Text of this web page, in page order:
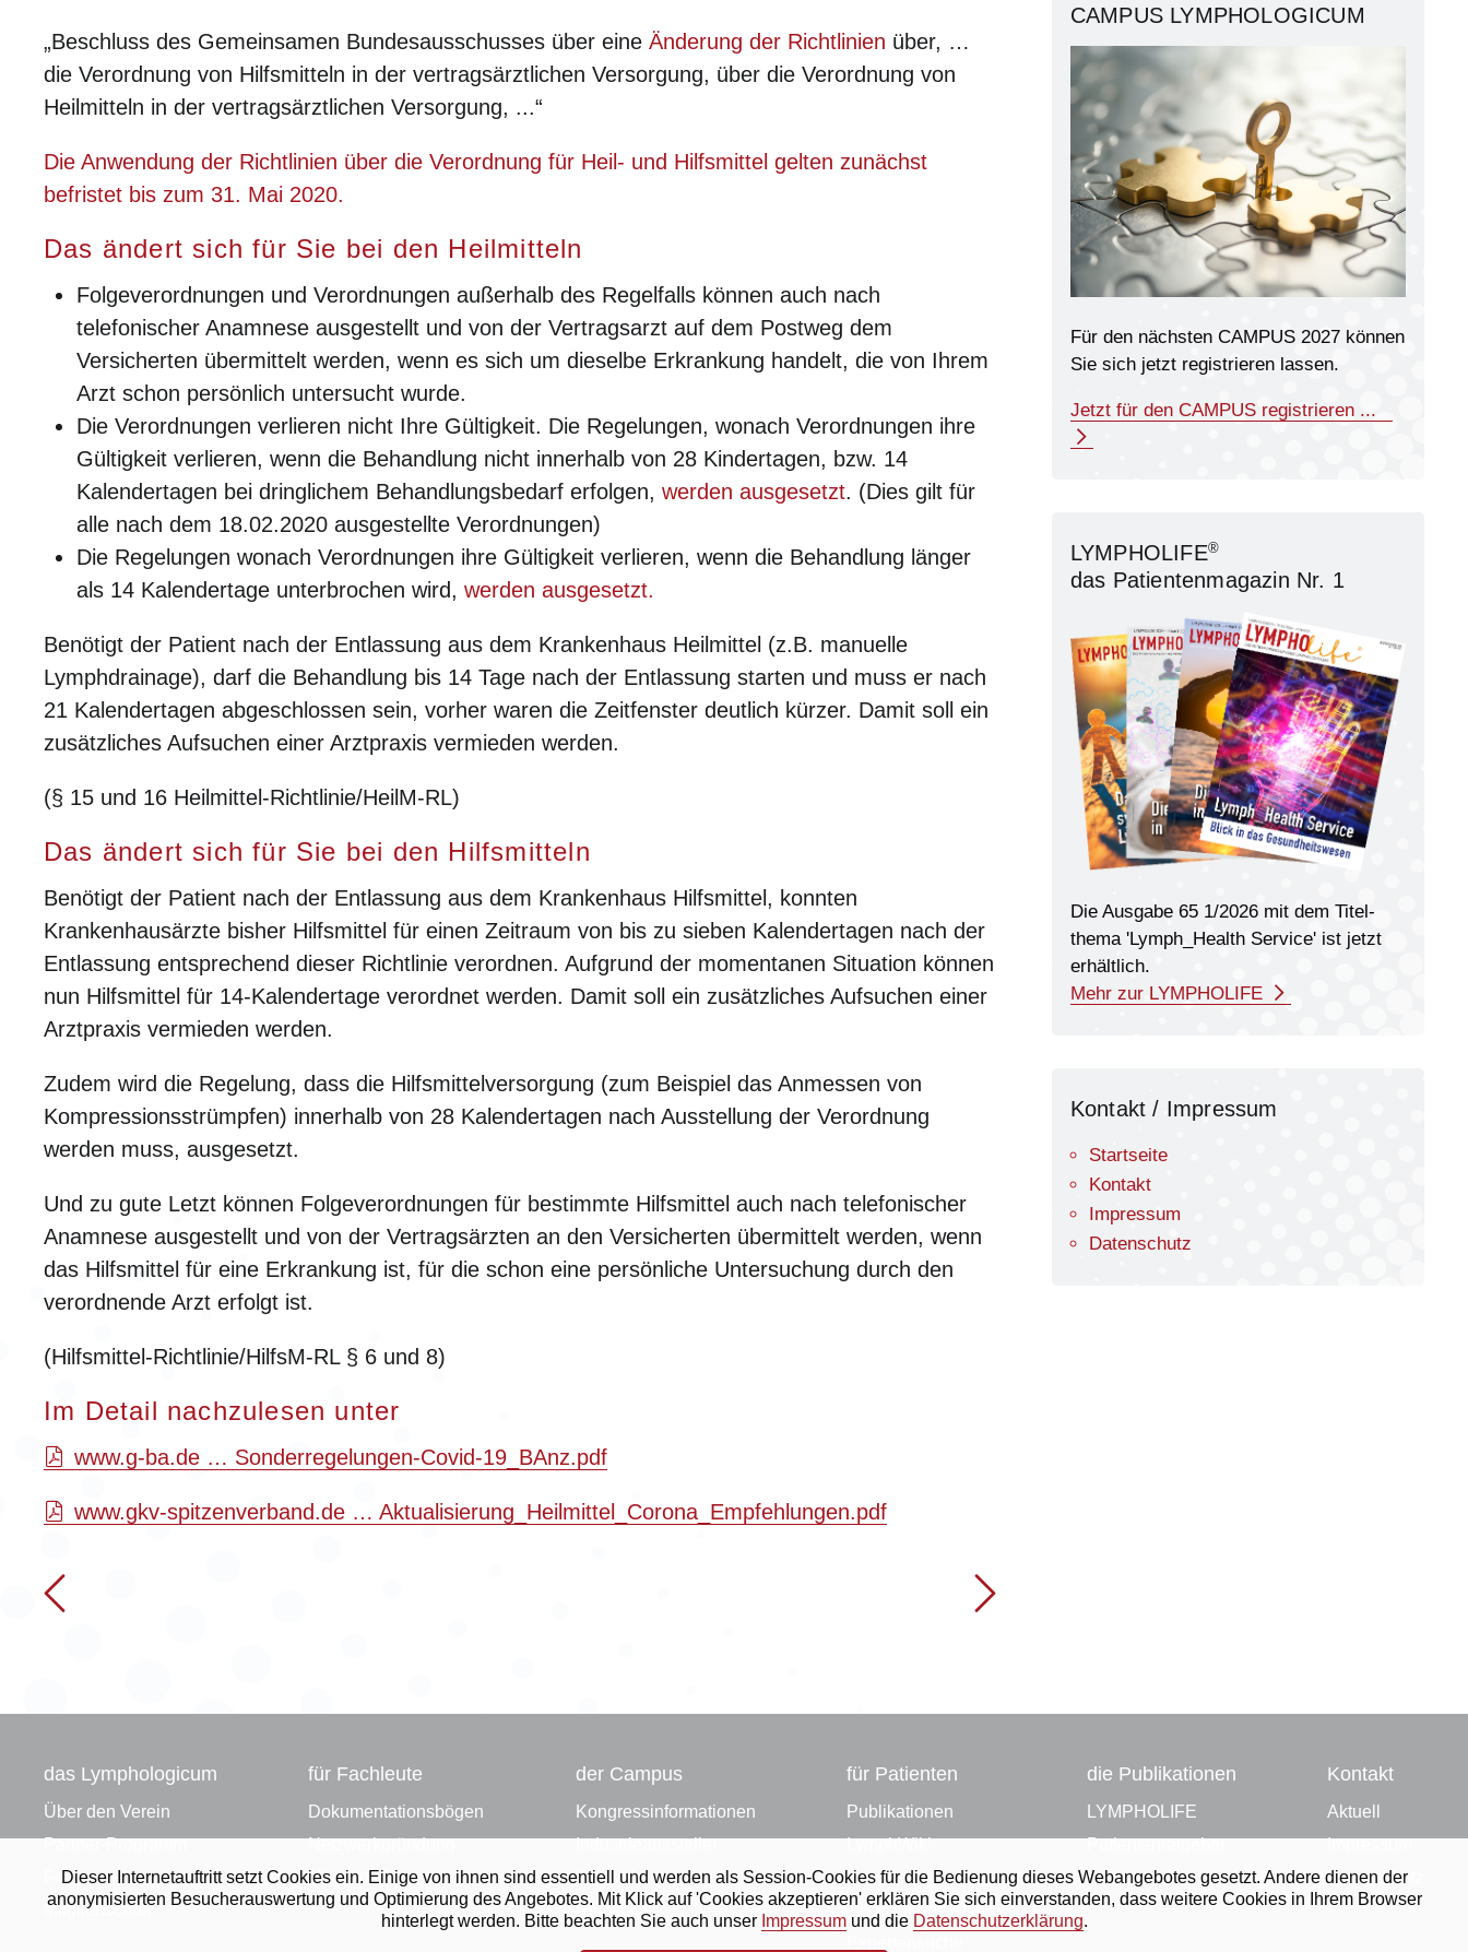
„Beschluss des Gemeinsamen Bundesausschusses über eine Änderung der Richtlinien über, …
die Verordnung von Hilfsmitteln in der vertragsärztlichen Versorgung, über die Verordnung von
Heilmitteln in der vertragsärztlichen Versorgung, ...“
Die Anwendung der Richtlinien über die Verordnung für Heil- und Hilfsmittel gelten zunächst
befristet bis zum 31. Mai 2020.
Das ändert sich für Sie bei den Heilmitteln
Folgeverordnungen und Verordnungen außerhalb des Regelfalls können auch nach
telefonischer Anamnese ausgestellt und von der Vertragsarzt auf dem Postweg dem
Versicherten übermittelt werden, wenn es sich um dieselbe Erkrankung handelt, die von Ihrem
Arzt schon persönlich untersucht wurde.
Die Verordnungen verlieren nicht Ihre Gültigkeit. Die Regelungen, wonach Verordnungen ihre
Gültigkeit verlieren, wenn die Behandlung nicht innerhalb von 28 Kindertagen, bzw. 14
Kalendertagen bei dringlichem Behandlungsbedarf erfolgen, werden ausgesetzt. (Dies gilt für
alle nach dem 18.02.2020 ausgestellte Verordnungen)
Die Regelungen wonach Verordnungen ihre Gültigkeit verlieren, wenn die Behandlung länger
als 14 Kalendertage unterbrochen wird, werden ausgesetzt.
Benötigt der Patient nach der Entlassung aus dem Krankenhaus Heilmittel (z.B. manuelle
Lymphdrainage), darf die Behandlung bis 14 Tage nach der Entlassung starten und muss er nach
21 Kalendertagen abgeschlossen sein, vorher waren die Zeitfenster deutlich kürzer. Damit soll ein
zusätzliches Aufsuchen einer Arztpraxis vermieden werden.
(§ 15 und 16 Heilmittel-Richtlinie/HeilM-RL)
Das ändert sich für Sie bei den Hilfsmitteln
Benötigt der Patient nach der Entlassung aus dem Krankenhaus Hilfsmittel, konnten
Krankenhausärzte bisher Hilfsmittel für einen Zeitraum von bis zu sieben Kalendertagen nach der
Entlassung entsprechend dieser Richtlinie verordnen. Aufgrund der momentanen Situation können
nun Hilfsmittel für 14-Kalendertage verordnet werden. Damit soll ein zusätzliches Aufsuchen einer
Arztpraxis vermieden werden.
Zudem wird die Regelung, dass die Hilfsmittelversorgung (zum Beispiel das Anmessen von
Kompressionsstrümpfen) innerhalb von 28 Kalendertagen nach Ausstellung der Verordnung
werden muss, ausgesetzt.
Und zu gute Letzt können Folgeverordnungen für bestimmte Hilfsmittel auch nach telefonischer
Anamnese ausgestellt und von der Vertragsärzten an den Versicherten übermittelt werden, wenn
das Hilfsmittel für eine Erkrankung ist, für die schon eine persönliche Untersuchung durch den
verordnende Arzt erfolgt ist.
(Hilfsmittel-Richtlinie/HilfsM-RL § 6 und 8)
Im Detail nachzulesen unter
www.g-ba.de … Sonderregelungen-Covid-19_BAnz.pdf
www.gkv-spitzenverband.de … Aktualisierung_Heilmittel_Corona_Empfehlungen.pdf
CAMPUS LYMPHOLOGICUM
Für den nächsten CAMPUS 2027 können
Sie sich jetzt registrieren lassen.
Jetzt für den CAMPUS registrieren ...
LYMPHOLIFE®
das Patientenmagazin Nr. 1
Die Ausgabe 65 1/2026 mit dem Titel­
thema 'Lymph_Health Service' ist jetzt
erhältlich.
Mehr zur LYMPHOLIFE
Kontakt / Impressum
Startseite
Kontakt
Impressum
Datenschutz
das Lymphologicum
Über den Verein
Partner-Programm
Förderer
Mitgliedschaft
für Fachleute
Dokumentationsbögen
Netzwerkgründung
Mitgliederbereich
der Campus
Kongressinformationen
Industrieaussteller
Anmeldung
Rückblicke
für Patienten
Publikationen
LymphWiki
Lymphbibliothek
Tipps für den Alltag
die Publikationen
LYMPHOLIFE
Patienten­ratgeber
Erklärvideo
Kontakt
Aktuell
Impressum
Datenschutz
Dieser Internetauftritt setzt Cookies ein. Einige von ihnen sind essentiell und werden als Session-Cookies für die Bedienung dieses Webangebotes gesetzt. Andere dienen der
anonymisierten Besucherauswertung und Optimierung des Angebotes. Mit Klick auf 'Cookies akzeptieren' erklären Sie sich einverstanden, dass weitere Cookies in Ihrem Browser
hinterlegt werden. Bitte beachten Sie auch unser Impressumund die Datenschutzerklärung.